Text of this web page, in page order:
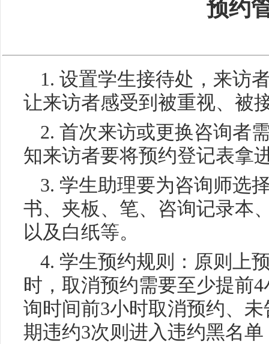
预约
1. 设置学生接待处，来访
让来访者感受到被重视、被
2. 首次来访或更换咨询者
知来访者要将预约登记表拿
3. 学生助理要为咨询师选
书、夹板、笔、咨询记录本
以及白纸等。
4. 学生预约规则：原则上
时，取消预约需要至少提前
询时间前3小时取消预约、
期违约3次则进入违约黑名